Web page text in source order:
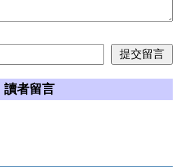
讀者留言